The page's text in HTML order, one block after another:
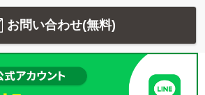
お問い合わせ(無料)